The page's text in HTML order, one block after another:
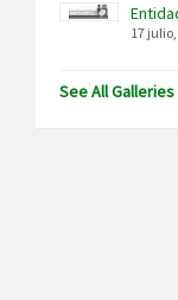
17
See All Galleries